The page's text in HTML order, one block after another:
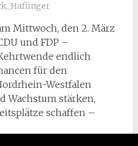
Mittwoch, den 2. März
und FDP –
endlich
für den
Westfalen
Wachstum stärken,
schaffen –